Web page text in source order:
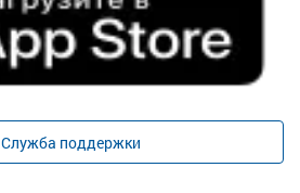
Служба поддержки